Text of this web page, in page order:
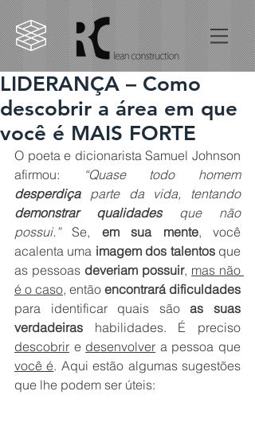
LIDERANÇA – Como
descobrir a área em que
você é MAIS FORTE
O poeta e dicionarista Samuel Johnson
afirmou:
“Quase todo homem
desperdiça
parte da vida, tentando
demonstrar qualidades que não
possui.” Se, em sua mente, você
acalenta uma imagem dos talentos que
as pessoas deveriam possuir, mas não
é o caso, então encontrará dificuldades
para identificar quais são as suas
verdadeiras
descobrir e desenvolver
você é. Aqui estão algumas sugestões
que lhe podem ser úteis: